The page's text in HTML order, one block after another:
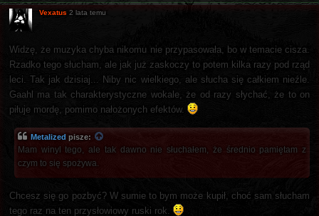
Vexatus 2 lata temu
Widzę, że muzyka chyba nikomu nie przypasowała, bo w temacie cisza.
Rzadko tego słucham, ale jak już zaskoczy to potem kilka razy pod rząd
leci. Tak jak dzisiaj... Niby nic wielkiego, ale słucha się całkiem nieźle.
Gaahl ma tak charakterystyczne wokale, że od razy słychać, że to on
piłuje mordę, pomimo nałożonych efektów.
Metalized pisze:
Mam winyl tego, ale tak dawno nie słuchałem, że średnio pamiętam z
czym to się spożywa.
Chcesz się go pozbyć? W sumie to bym może kupił, choć sam słucham
tego raz na ten przysłowiowy ruski rok.